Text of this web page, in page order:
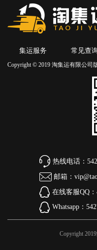
集运服务 常见查
Copyright © 2019 淘集运有限公司
热线电话：
邮箱：
在线客服QQ：
Whatsapp：
Copyright